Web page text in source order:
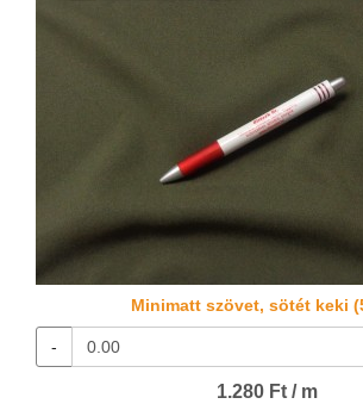
Minimatt szövet, sötét keki
-
1.280 Ft / m